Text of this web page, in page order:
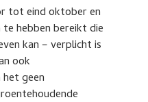
tot eind oktober en
hebben bereikt die
kan – verplicht is
ook
geen